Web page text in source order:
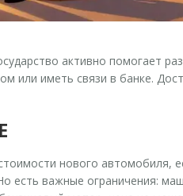
активно помогает
или иметь связи в банке.
нового автомобиля,
есть важные ограничения: